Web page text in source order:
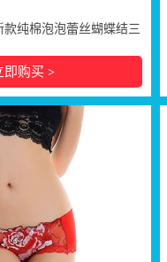
款纯棉泡泡蕾丝蝴蝶结三
即购买 >